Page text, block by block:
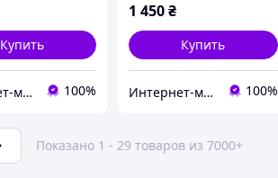
Купить
Интернет-магазин "ДОЛЯ Текстиль" 100%
1 450₴
Купить
Интернет-магазин "ДОЛЯ Текстиль" 100%
Показано 1 - 29 товаров из 7000+